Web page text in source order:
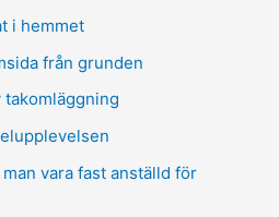
i hemmet
från grunden
vara fast anställd för